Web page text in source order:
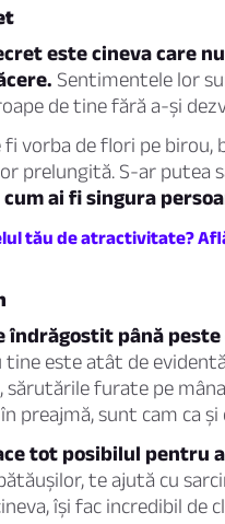
este cineva care
Sentimentele lor
de tine fără a-și
vorba de flori pe birou,
prelungită. S-ar putea
ai fi singura
tău de atractivitate?
îndrăgostit până
este atât de
sărutările furate pe
preajmă, sunt cam ca
tot posibilul pentru
te ajută cu
își fac incredibil de